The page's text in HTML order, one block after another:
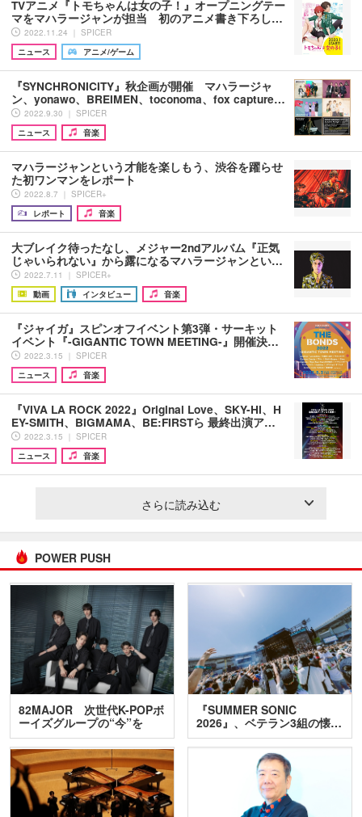
TVアニメ『トモちゃんは女の子！』オープニングテー
マをマハラージャンが担当 初のアニメ書き下ろし…
2022.11.24 ｜ SPICER
ニュース
アニメ/ゲーム
『SYNCHRONICITY』秋企画が開催 マハラージャ
ン、yonawo、BREIMEN、toconoma、fox capture…
2022.9.30 ｜ SPICER
ニュース
音楽
マハラージャンという才能を楽しもう、渋谷を躍らせ
た初ワンマンをレポート
2022.8.7 ｜ SPICER+
レポート
音楽
大ブレイク待ったなし、メジャー2ndアルバム『正気
じゃいられない』から露になるマハラージャンとい…
2022.7.11 ｜ SPICER+
動画
インタビュー 音楽
『ジャイガ』スピンオフイベント第3弾・サーキット
イベント『-GIGANTIC TOWN MEETING-』開催決…
2022.3.15 ｜ SPICER
ニュース
音楽
『VIVA LA ROCK 2022』Original Love、SKY-HI、H
EY-SMITH、BIGMAMA、BE:FIRSTら 最終出演ア…
2022.3.15 ｜ SPICER
ニュース
音楽
さらに読み込む
POWER PUSH
82MAJOR 次世代K-POPボ
ーイズグループの“今”を
訊…
『SUMMER SONIC
2026』、ベテラン3組の懐…